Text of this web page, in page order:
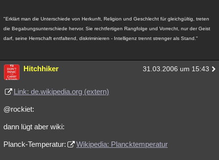
"Erklärt man die Unterschiede von Herkunft, Religion und Geschlecht für gleichgültig, treten
die Begabungsunterschiede hervor. Sie rechtfertigen Rangfolge und Vorrecht, nur der Geist
darf, seine Herrschaft entfaltend, diskriminieren - Intelligenz trennt strenger als Stand."
Hitchhiker 31.03.2006 um 15:43
Link: de.wikipedia.org (extern)
@rockiet:
dann lügt aber wiki:
Planck-Temperatur: Wikipedia: Plancktemperatur